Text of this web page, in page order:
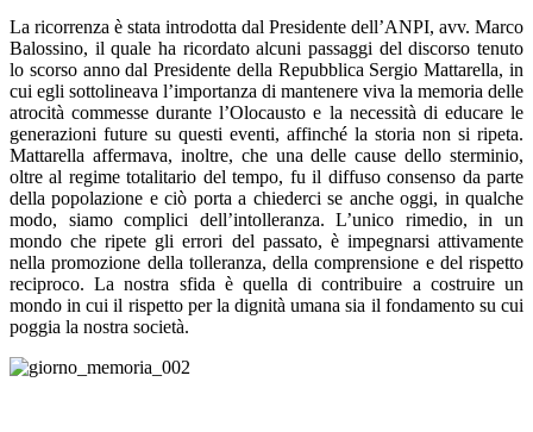
La ricorrenza è stata introdotta dal Presidente dell’ANPI, avv. Marco
Balossino, il quale ha ricordato alcuni passaggi del discorso tenuto
lo scorso anno dal Presidente della Repubblica Sergio Mattarella, in
cui egli sottolineava l’importanza di mantenere viva la memoria delle
atrocità commesse durante l’Olocausto e la necessità di educare le
generazioni future su questi eventi, affinché la storia non si ripeta.
Mattarella affermava, inoltre, che una delle cause dello sterminio,
oltre al regime totalitario del tempo, fu il diffuso consenso da parte
della popolazione e ciò porta a chiederci se anche oggi, in qualche
modo, siamo complici dell’intolleranza. L’unico rimedio, in un
mondo che ripete gli errori del passato, è impegnarsi attivamente
nella promozione della tolleranza, della comprensione e del rispetto
reciproco. La nostra sfida è quella di contribuire a costruire un
mondo in cui il rispetto per la dignità umana sia il fondamento su cui
poggia la nostra società.